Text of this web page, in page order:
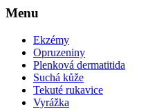
Menu
Ekzémy
Opruzeniny
Plenková dermatitida
Suchá kůže
Tekuté rukavice
Vyrážka